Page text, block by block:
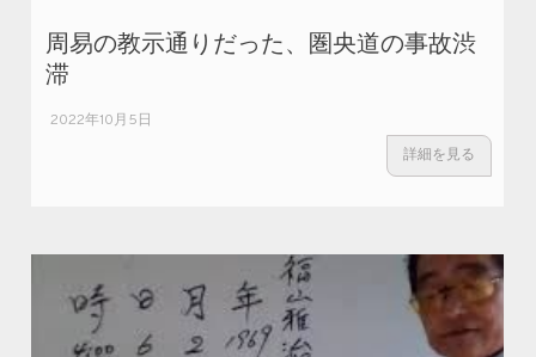
周易の教示通りだった、圏央道の事故渋
滞
2022年10月5日
詳細を見る